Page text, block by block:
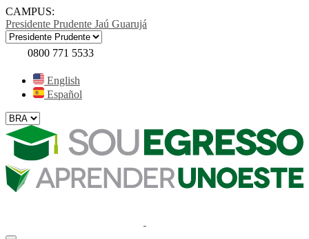
CAMPUS:
Presidente Prudente Jaú Guarujá
0800 771 5533
English
Español